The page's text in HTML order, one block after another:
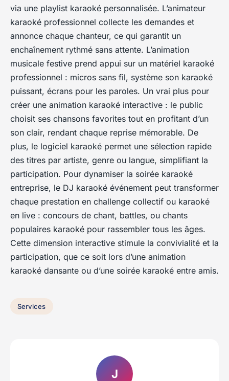
via une playlist karaoké personnalisée. L’animateur
karaoké professionnel collecte les demandes et
annonce chaque chanteur, ce qui garantit un
enchaînement rythmé sans attente. L’animation
musicale festive prend appui sur un matériel karaoké
professionnel : micros sans fil, système son karaoké
puissant, écrans pour les paroles. Un vrai plus pour
créer une animation karaoké interactive : le public
choisit ses chansons favorites tout en profitant d’un
son clair, rendant chaque reprise mémorable. De
plus, le logiciel karaoké permet une sélection rapide
des titres par artiste, genre ou langue, simplifiant la
participation. Pour dynamiser la soirée karaoké
entreprise, le DJ karaoké événement peut transformer
chaque prestation en challenge collectif ou karaoké
en live : concours de chant, battles, ou chants
populaires karaoké pour rassembler tous les âges.
Cette dimension interactive stimule la convivialité et la
participation, que ce soit lors d’une animation
karaoké dansante ou d’une soirée karaoké entre amis.
Services
J